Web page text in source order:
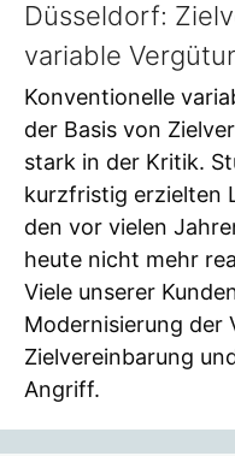
Düsseldorf:
variable
Konventionelle
der Basis von
stark in der Kritik.
kurzfristig erzielten
den vor vielen
heute nicht mehr
Viele unserer
Modernisierung der
Zielvereinbarung
Angriff.